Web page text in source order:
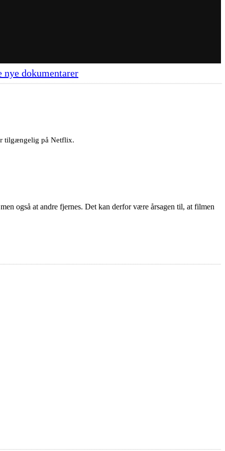
dokumentarer
tilgængelig på Netflix.
også at andre fjernes. Det kan derfor være årsagen til, at filmen